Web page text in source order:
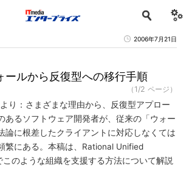
2006年7月21日
ールから反復型への移行手順
（1/2 ページ）
り：さまざまな理由から、反復型アプロー
あるソフトウェア開発者が、従来の「ウォー
論に根差したクライアントに対応しなくては
繁にある。本稿は、Rational Unified
のような組織を支援する方法について解説